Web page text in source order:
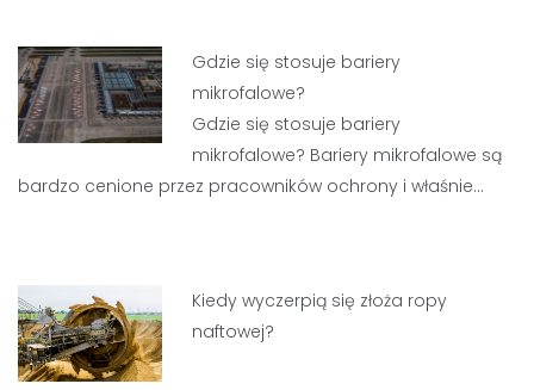
Gdzie się stosuje bariery
mikrofalowe?
Gdzie się stosuje bariery
mikrofalowe? Bariery mikrofalowe są
bardzo cenione przez pracowników ochrony i właśnie…
Kiedy wyczerpią się złoża ropy
naftowej?